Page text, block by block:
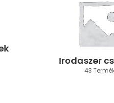
Irodaszer
43